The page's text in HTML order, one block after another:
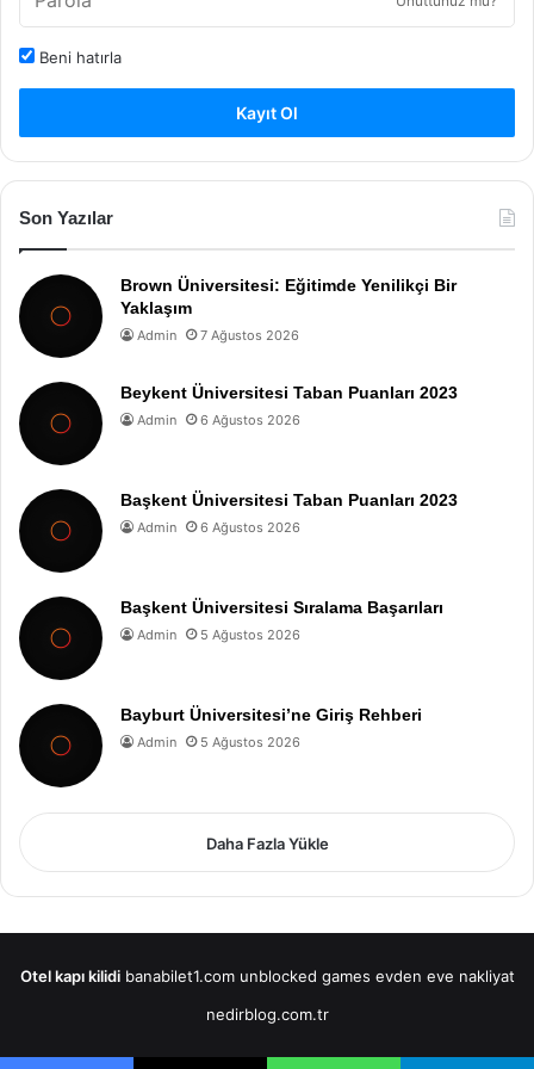
Beni hatırla
Kayıt Ol
Son Yazılar
Brown Üniversitesi: Eğitimde Yenilikçi Bir
Yaklaşım
Admin 7 Ağustos 2026
Beykent Üniversitesi Taban Puanları 2023
Admin 6 Ağustos 2026
Başkent Üniversitesi Taban Puanları 2023
Admin 6 Ağustos 2026
Başkent Üniversitesi Sıralama Başarıları
Admin 5 Ağustos 2026
Bayburt Üniversitesi’ne Giriş Rehberi
Admin 5 Ağustos 2026
Daha Fazla Yükle
Otel kapı kilidi banabilet1.com unblocked games evden eve nakliyat
nedirblog.com.tr